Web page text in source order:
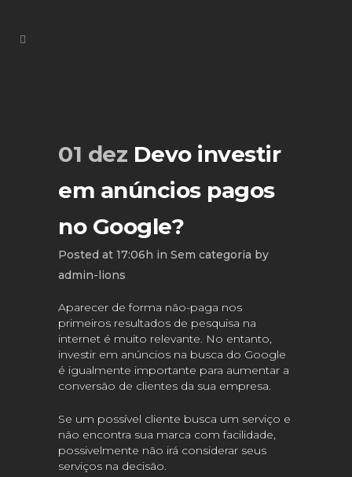
01 dez Devo investir
em anúncios pagos
no Google?
Posted at 17:06h in Sem categoria by
admin-lions
Aparecer de forma não-paga nos
primeiros resultados de pesquisa na
internet é muito relevante. No entanto,
investir em anúncios na busca do Google
é igualmente importante para aumentar a
conversão de clientes da sua empresa.
Se um possível cliente busca um serviço e
não encontra sua marca com facilidade,
possivelmente não irá considerar seus
serviços na decisão.